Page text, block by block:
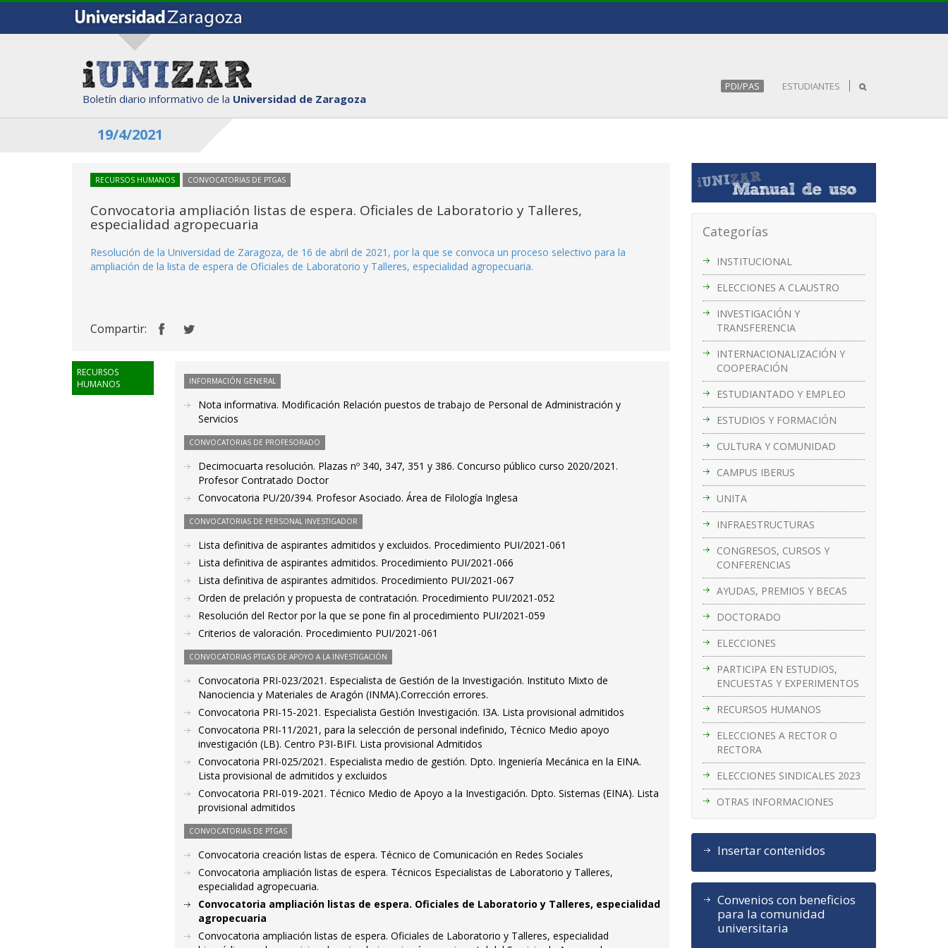
Boletín diario informativo de la Universidad de Zaragoza
PDI/PAS ESTUDIANTES
19/4/2021
Categorías
INSTITUCIONAL
ELECCIONES A CLAUSTRO
INVESTIGACIÓN Y
TRANSFERENCIA
INTERNACIONALIZACIÓN Y
COOPERACIÓN
ESTUDIANTADO Y EMPLEO
ESTUDIOS Y FORMACIÓN
CULTURA Y COMUNIDAD
CAMPUS IBERUS
UNITA
INFRAESTRUCTURAS
CONGRESOS, CURSOS Y
CONFERENCIAS
AYUDAS, PREMIOS Y BECAS
DOCTORADO
ELECCIONES
PARTICIPA EN ESTUDIOS,
ENCUESTAS Y EXPERIMENTOS
RECURSOS HUMANOS
ELECCIONES A RECTOR O
RECTORA
ELECCIONES SINDICALES 2023
OTRAS INFORMACIONES
Insertar contenidos
Convenios con beneficios
para la comunidad
universitaria
RECURSOS HUMANOS CONVOCATORIAS DE PTGAS
Convocatoria ampliación listas de espera. Oficiales de Laboratorio y Talleres,
especialidad agropecuaria
Resolución de la Universidad de Zaragoza, de 16 de abril de 2021, por la que se convoca un proceso selectivo para la
ampliación de la lista de espera de Oficiales de Laboratorio y Talleres, especialidad agropecuaria.
Compartir:
RECURSOS
HUMANOS
INFORMACIÓN GENERAL
Nota informativa. Modificación Relación puestos de trabajo de Personal de Administración y
Servicios
CONVOCATORIAS DE PROFESORADO
Decimocuarta resolución. Plazas nº 340, 347, 351 y 386. Concurso público curso 2020/2021.
Profesor Contratado Doctor
Convocatoria PU/20/394. Profesor Asociado. Área de Filología Inglesa
CONVOCATORIAS DE PERSONAL INVESTIGADOR
Lista definitiva de aspirantes admitidos y excluidos. Procedimiento PUI/2021-061
Lista definitiva de aspirantes admitidos. Procedimiento PUI/2021-066
Lista definitiva de aspirantes admitidos. Procedimiento PUI/2021-067
Orden de prelación y propuesta de contratación. Procedimiento PUI/2021-052
Resolución del Rector por la que se pone fin al procedimiento PUI/2021-059
Criterios de valoración. Procedimiento PUI/2021-061
CONVOCATORIAS PTGAS DE APOYO A LA INVESTIGACIÓN
Convocatoria PRI-023/2021. Especialista de Gestión de la Investigación. Instituto Mixto de
Nanociencia y Materiales de Aragón (INMA).Corrección errores.
Convocatoria PRI-15-2021. Especialista Gestión Investigación. I3A. Lista provisional admitidos
Convocatoria PRI-11/2021, para la selección de personal indefinido, Técnico Medio apoyo
investigación (LB). Centro P3I-BIFI. Lista provisional Admitidos
Convocatoria PRI-025/2021. Especialista medio de gestión. Dpto. Ingeniería Mecánica en la EINA.
Lista provisional de admitidos y excluidos
Convocatoria PRI-019-2021. Técnico Medio de Apoyo a la Investigación. Dpto. Sistemas (EINA). Lista
provisional admitidos
CONVOCATORIAS DE PTGAS
Convocatoria creación listas de espera. Técnico de Comunicación en Redes Sociales
Convocatoria ampliación listas de espera. Técnicos Especialistas de Laboratorio y Talleres,
especialidad agropecuaria.
Convocatoria ampliación listas de espera. Oficiales de Laboratorio y Talleres, especialidad
agropecuaria
Convocatoria ampliación listas de espera. Oficiales de Laboratorio y Talleres, especialidad